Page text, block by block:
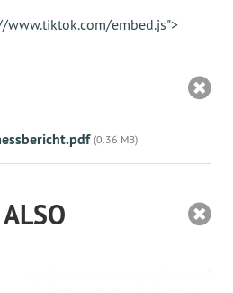
www.tiktok.com/embed.js">
(0.36 MB)